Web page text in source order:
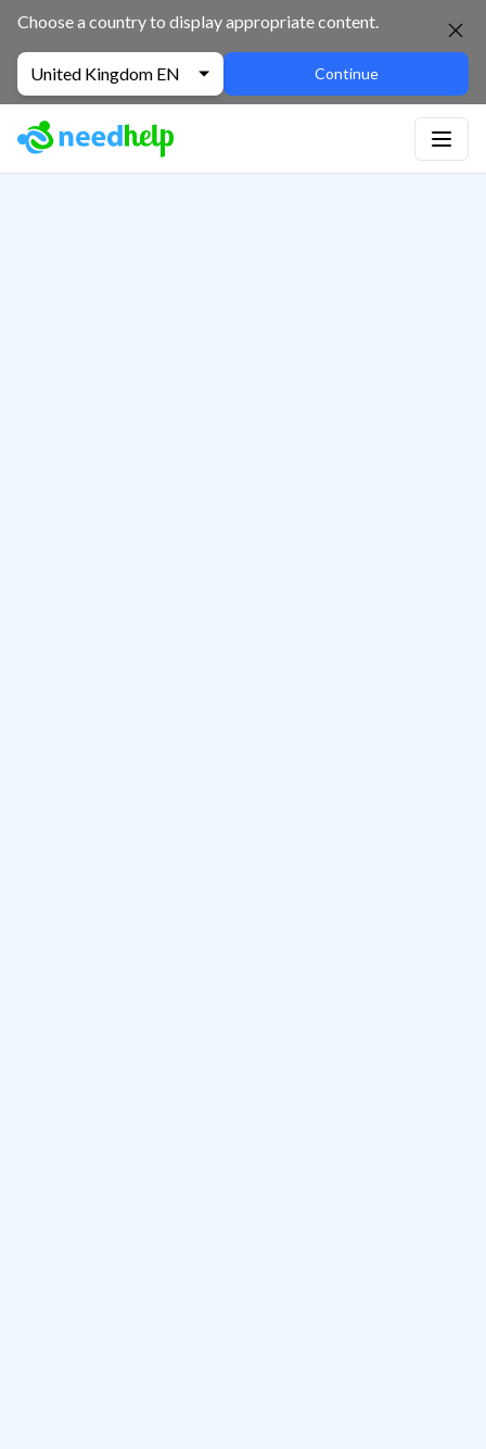
Choose a country to display appropriate content.
United Kingdom EN Continue